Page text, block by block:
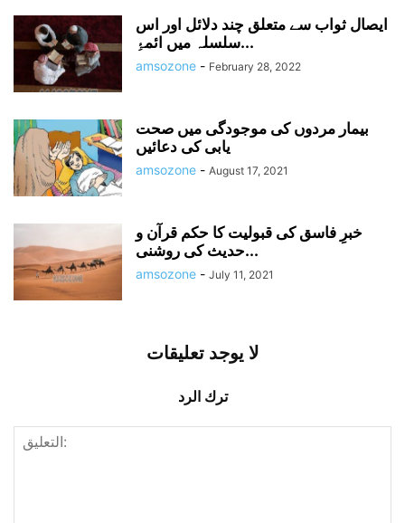
ایصال ثواب سے متعلق چند دلائل اور اس
سلسلہ میں ائمۂِ...
amsozone - February 28, 2022
بیمار مردوں کی موجودگی میں صحت
یابی کی دعائیں
amsozone - August 17, 2021
خبرِ فاسق کی قبولیت کا حکم قرآن و
حدیث کی روشنی...
amsozone - July 11, 2021
لا يوجد تعليقات
ترك الرد